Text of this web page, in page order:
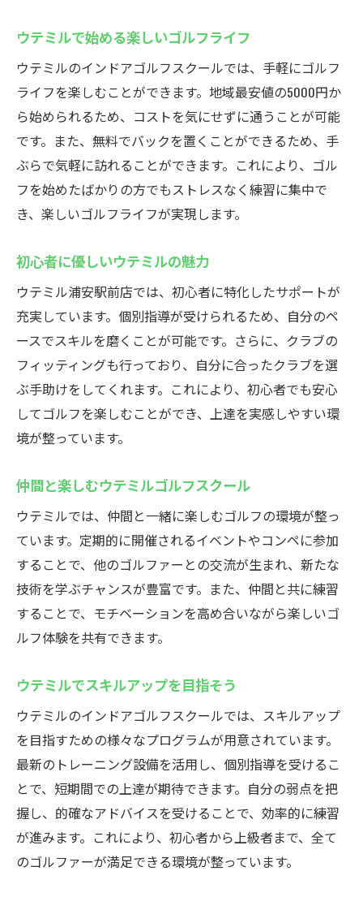
時間を選ばないウテミルの魅力
夜でも安心のインドアゴルフ
地域最安値のインドアゴルフを体験
リーズナブルにゴルフを始めよう
ウテミルでお得にゴルフ体験
コスパ抜群のインドアゴルフ
お財布に優しいウテミルプラン
ウテミルでお得なゴルフレッスン
初心者も安心のインドアゴルフスクールウテミ
ル
初心者向けの安心レッスン
ウテミルで始めるゴルフデビュー
優しい指導で安心スタート
初心者歓迎のウテミルゴルフスクール
初めてでも安心の環境
ウテミルで楽しくゴルフを学ぶ
最新設備でインドアゴルフを楽しむ
最新シミュレーターでリアル体験
技術を磨く最新設備が魅力
ウテミルの充実した設備で練習
最新技術でゴルフを楽しむ
シミュレーター体験でスキルアップ
フィッティングもできるゴルフスクール
フィッティングでベストなクラブ選び
ウテミルでクラブのフィッティング体験
自分に合ったクラブを見つけよう
ウテミルでクラブ選びのアドバイス
フィッティングサービスで快適プレイ
クラブ選びも安心のウテミル
ウテミルで始める楽しいゴルフライフ
ウテミルのインドアゴルフスクールでは、手軽にゴルフ
ライフを楽しむことができます。地域最安値の5000円か
ら始められるため、コストを気にせずに通うことが可能
です。また、無料でバックを置くことができるため、手
ぶらで気軽に訪れることができます。これにより、ゴル
フを始めたばかりの方でもストレスなく練習に集中で
き、楽しいゴルフライフが実現します。
初心者に優しいウテミルの魅力
ウテミル浦安駅前店では、初心者に特化したサポートが
充実しています。個別指導が受けられるため、自分のペ
ースでスキルを磨くことが可能です。さらに、クラブの
フィッティングも行っており、自分に合ったクラブを選
ぶ手助けをしてくれます。これにより、初心者でも安心
してゴルフを楽しむことができ、上達を実感しやすい環
境が整っています。
仲間と楽しむウテミルゴルフスクール
ウテミルでは、仲間と一緒に楽しむゴルフの環境が整っ
ています。定期的に開催されるイベントやコンペに参加
することで、他のゴルファーとの交流が生まれ、新たな
技術を学ぶチャンスが豊富です。また、仲間と共に練習
することで、モチベーションを高め合いながら楽しいゴ
ルフ体験を共有できます。
ウテミルでスキルアップを目指そう
ウテミルのインドアゴルフスクールでは、スキルアップ
を目指すための様々なプログラムが用意されています。
最新のトレーニング設備を活用し、個別指導を受けるこ
とで、短期間での上達が期待できます。自分の弱点を把
握し、的確なアドバイスを受けることで、効率的に練習
が進みます。これにより、初心者から上級者まで、全て
のゴルファーが満足できる環境が整っています。